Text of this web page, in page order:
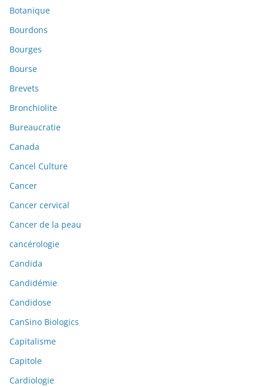
Botanique
Bourdons
Bourges
Bourse
Brevets
Bronchiolite
Bureaucratie
Canada
Cancel Culture
Cancer
Cancer cervical
Cancer de la peau
cancérologie
Candida
Candidémie
Candidose
CanSino Biologics
Capitalisme
Capitole
Cardiologie